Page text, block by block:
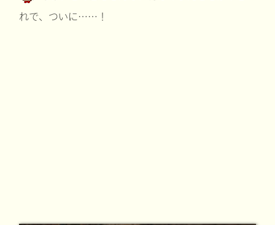
れで、ついに……！